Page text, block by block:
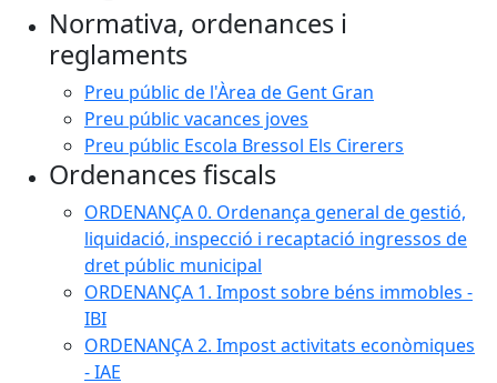
Normativa, ordenances i
reglaments
Preu públic de l'Àrea de Gent Gran
Preu públic vacances joves
Preu públic Escola Bressol Els Cirerers
Ordenances fiscals
ORDENANÇA 0. Ordenança general de gestió,
liquidació, inspecció i recaptació ingressos de
dret públic municipal
ORDENANÇA 1. Impost sobre béns immobles -
IBI
ORDENANÇA 2. Impost activitats econòmiques
- IAE